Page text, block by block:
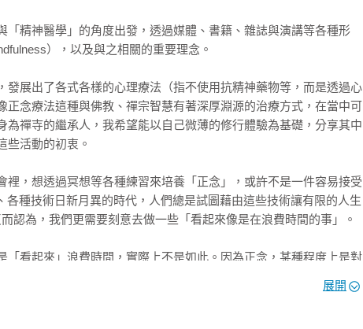
悲」取代慣性扣分法
考」停止自我批判，放下與他人的優劣比較，讓受挫的肯定感重新
一個安穩的「容身之處」
「接地冥想」找回現實感，並結合「白熊效應」接納模式，在變局中
己保留1分鐘的餘裕。從今天開始，跟著川野醫師的引導，放下過度
、但已經夠努力的自己！
的雙重權威
的「中道」與「不動智」精髓，兼具理性的說服力與感性的共鳴點。
慢地行走」
的「脫力時間」
」來一場靜修
人
中之意
特徵的眼鏡」
「精神醫學」的角度出發，透過媒體、書籍、雜誌與演講等各種形
），以及與之相關的重要理念。
發展出了各式各樣的心理療法（指不使用抗精神藥物等，而是透過心
正念療法這種與佛教、禪宗智慧有著深厚淵源的治療方式，在當中可
為禪寺的繼承人，我希望能以自己微薄的修行體驗為基礎，分享其中
些活動的初衷。
裡，想透過冥想等各種練習來培養「正念」，或許不是一件容易接受
各種技術日新月異的時代，人們總是試圖藉由這些技術讓有限的人生
認為，我們更需要刻意去做一些「看起來像是在浪費時間的事」。
「看起來」浪費時間，實際上不是如此。因為正念，某種程度上是對
展開